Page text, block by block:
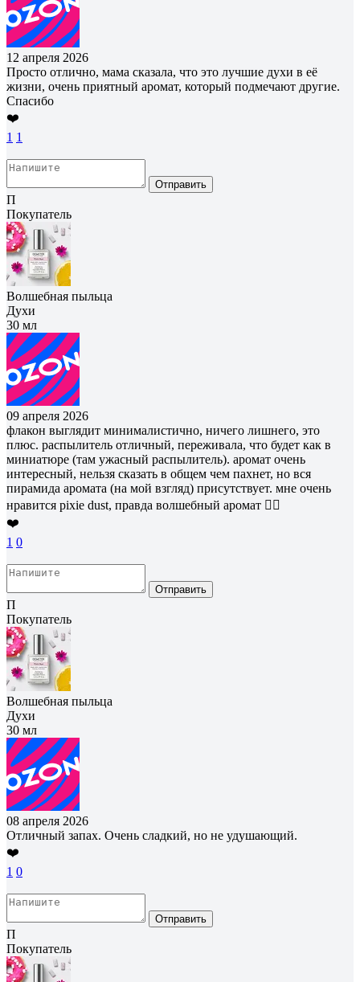
12 апреля 2026
Просто отлично, мама сказала, что это лучшие духи в её
жизни, очень приятный аромат, который подмечают другие.
Спасибо
❤️
1 1
Отправить
П
Покупатель
Волшебная пыльца
Духи
30 мл
09 апреля 2026
флакон выглядит минималистично, ничего лишнего, это
плюс. распылитель отличный, переживала, что будет как в
миниатюре (там ужасный распылитель). аромат очень
интересный, нельзя сказать в общем чем пахнет, но вся
пирамида аромата (на мой взгляд) присутствует. мне очень
нравится pixie dust, правда волшебный аромат 👍🏻
❤️
1 0
Отправить
П
Покупатель
Волшебная пыльца
Духи
30 мл
08 апреля 2026
Отличный запах. Очень сладкий, но не удушающий.
❤️
1 0
Отправить
П
Покупатель